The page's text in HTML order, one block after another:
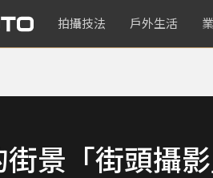
拍攝技法 戶外生活
街景「街頭攝